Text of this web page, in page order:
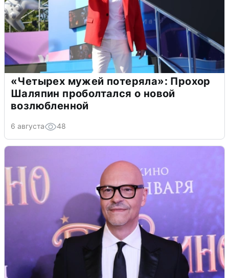
«Четырех мужей потеряла»: Прохор
Шаляпин проболтался о новой
возлюбленной
6 августа 48